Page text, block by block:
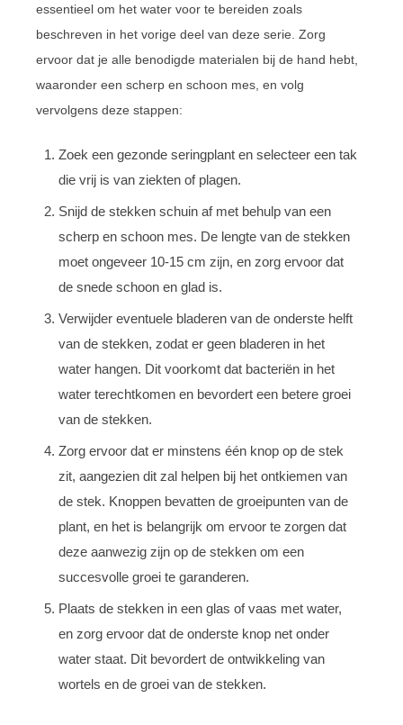
essentieel om het water voor te bereiden zoals
beschreven in het vorige deel van deze serie. Zorg
ervoor dat je alle benodigde materialen bij de hand hebt,
waaronder een scherp en schoon mes, en volg
vervolgens deze stappen:
Zoek een gezonde seringplant en selecteer een tak
die vrij is van ziekten of plagen.
Snijd de stekken schuin af met behulp van een
scherp en schoon mes. De lengte van de stekken
moet ongeveer 10-15 cm zijn, en zorg ervoor dat
de snede schoon en glad is.
Verwijder eventuele bladeren van de onderste helft
van de stekken, zodat er geen bladeren in het
water hangen. Dit voorkomt dat bacteriën in het
water terechtkomen en bevordert een betere groei
van de stekken.
Zorg ervoor dat er minstens één knop op de stek
zit, aangezien dit zal helpen bij het ontkiemen van
de stek. Knoppen bevatten de groeipunten van de
plant, en het is belangrijk om ervoor te zorgen dat
deze aanwezig zijn op de stekken om een
succesvolle groei te garanderen.
Plaats de stekken in een glas of vaas met water,
en zorg ervoor dat de onderste knop net onder
water staat. Dit bevordert de ontwikkeling van
wortels en de groei van de stekken.